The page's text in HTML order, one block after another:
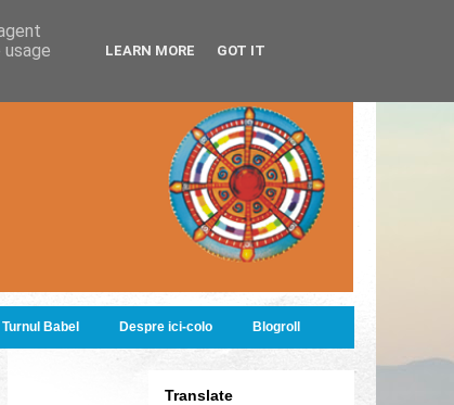
Turnul Babel Despre ici-colo Blogroll
Translate
LEARN MORE GOT IT